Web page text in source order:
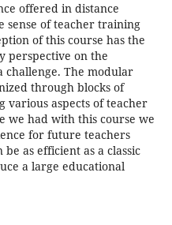
offered in distance
sense of teacher training
of this course has the
perspective on the
The modular
through blocks of
various aspects of teacher
we had with this course we
for future teachers
as efficient as a classic
a large educational